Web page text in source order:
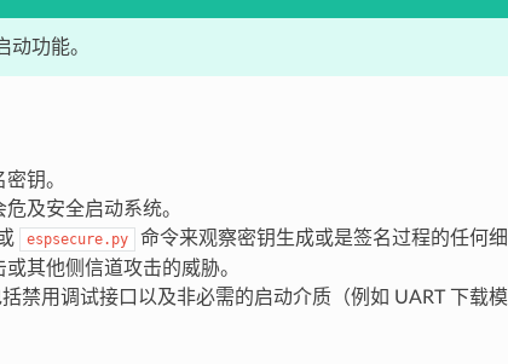
功能。
钥。
及安全启动系统。
espsecure.py
命令来观察密钥生成或是签名过程的任何细
其他侧信道攻击的威胁。
禁用调试接口以及非必需的启动介质（例如 UART 下载模